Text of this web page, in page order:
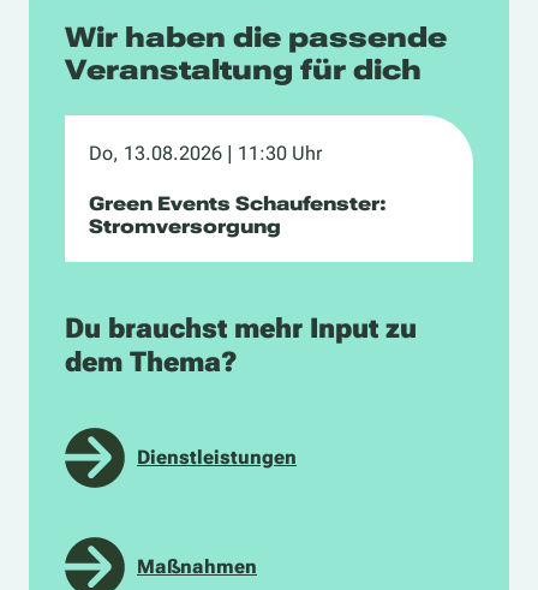
Wir haben die passende
Veranstaltung für dich
Do, 13.08.2026 | 11:30 Uhr
Green Events Schaufenster:
Stromversorgung
Du brauchst mehr Input zu
dem Thema?
Dienstleistungen
Maßnahmen